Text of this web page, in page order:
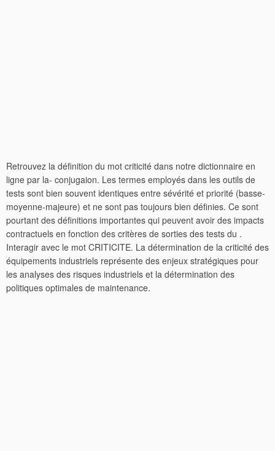
Retrouvez la définition du mot criticité dans notre dictionnaire en
ligne par la- conjugaion. Les termes employés dans les outils de
tests sont bien souvent identiques entre sévérité et priorité (basse-
moyenne-majeure) et ne sont pas toujours bien définies. Ce sont
pourtant des définitions importantes qui peuvent avoir des impacts
contractuels en fonction des critères de sorties des tests du .
Interagir avec le mot CRITICITE. La détermination de la criticité des
équipements industriels représente des enjeux stratégiques pour
les analyses des risques industriels et la détermination des
politiques optimales de maintenance.